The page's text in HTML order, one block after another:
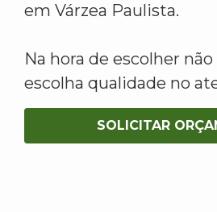
em Várzea Paulista.
Na hora de escolher
escolha qualidade no
SOLICITAR